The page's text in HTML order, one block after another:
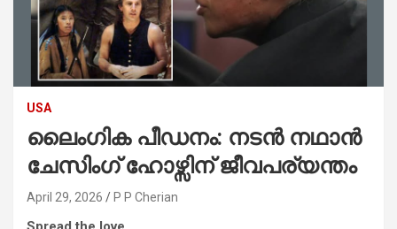
USA
ലൈംഗിക പീഡനം: നടൻ നഥാൻ
ചേസിംഗ് ഹോഴ്സിന് ജീവപര്യന്തം
April 29, 2026 P P Cherian